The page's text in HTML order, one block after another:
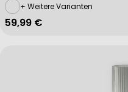
+ Weitere Varianten
Regulärer Preis
59,99 €